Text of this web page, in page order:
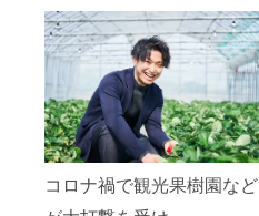
コロナ禍で観光果樹園など